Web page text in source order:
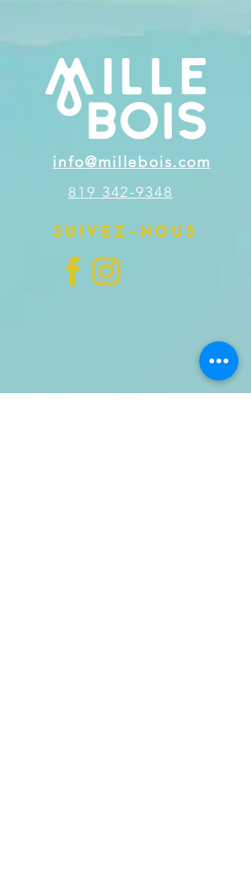
info@millebois.com
819 342-9348
SUIVEZ-NOUS